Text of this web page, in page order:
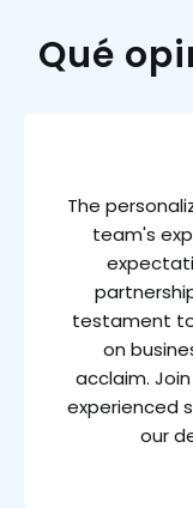
Qué
The
team's
testament
on
acclaim.
experienced
our